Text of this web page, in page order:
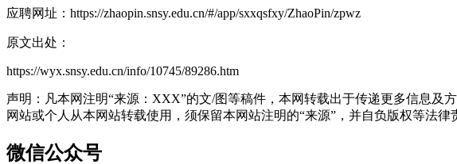
应聘网址：https://zhaopin.snsy.edu.cn/#/app/sxxqsfxy/ZhaoPin/zpwz
原文出处：
https://wyx.snsy.edu.cn/info/10745/89286.htm
声明：凡本网注明“来源：XXX”的文/图等稿件，本网转载出于传递更多信息及
网站或个人从本网站转载使用，须保留本网站注明的“来源”，并自负版权等法
微信公众号